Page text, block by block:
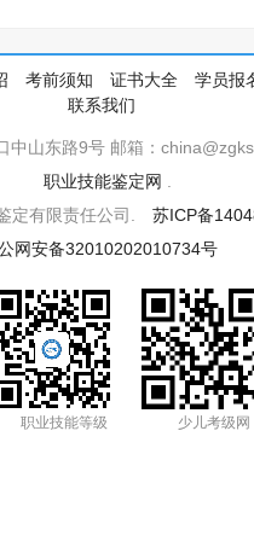
考前须知 证书大全 学员报
联系我们
中山东路9号 邮箱：
职业技能鉴定网
定有限责任公司. 苏ICP备
网安备32010202010734号
职业技能等级 少儿考级网